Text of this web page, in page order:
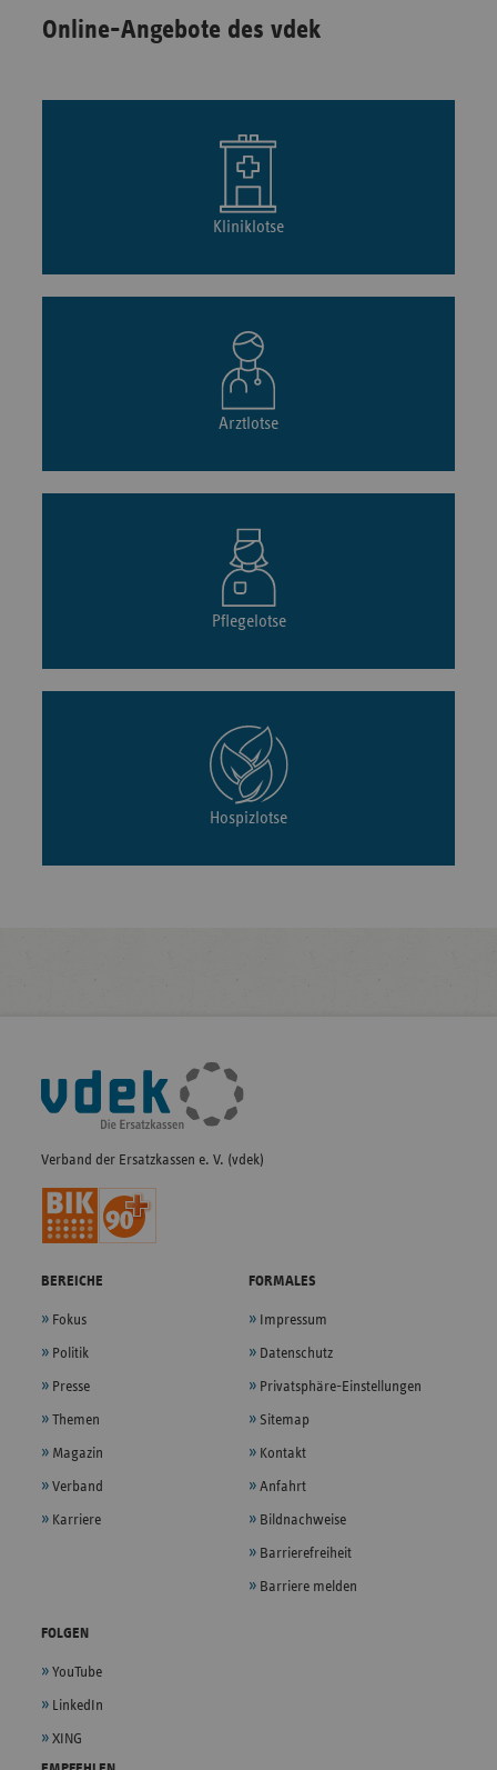
Online-Angebote des vdek
Kliniklotse
Arztlotse
Pflegelotse
Hospizlotse
Fußleisten-
Navigation
Verband der Ersatzkassen e. V. (vdek)
BEREICHE
Fokus
Politik
Presse
Themen
Magazin
Verband
Karriere
FORMALES
Impressum
Datenschutz
Privatsphäre-Einstellungen
Sitemap
Kontakt
Anfahrt
Bildnachweise
Barrierefreiheit
Barriere melden
FOLGEN
YouTube
LinkedIn
XING